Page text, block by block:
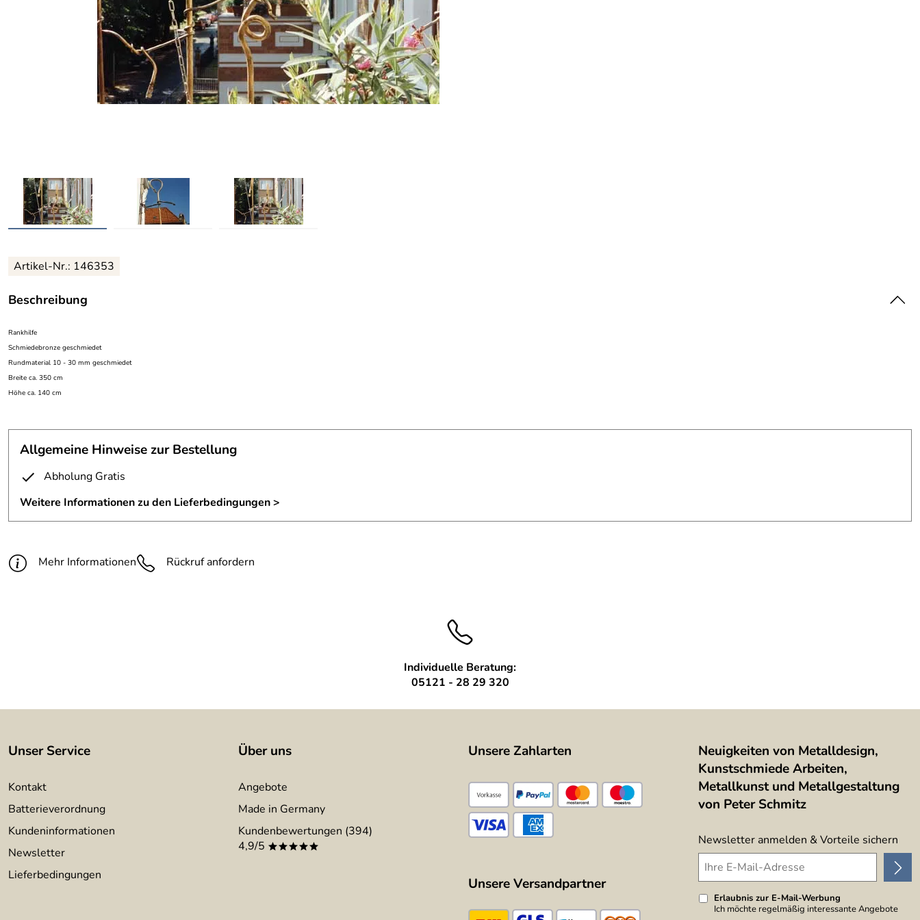
Artikel-Nr.: 146353
Beschreibung
Rankhilfe
Schmiedebronze geschmiedet
Rundmaterial 10 - 30 mm geschmiedet
Breite ca. 350 cm
Höhe ca. 140 cm
Allgemeine Hinweise zur Bestellung
Abholung Gratis
Weitere Informationen zu den Lieferbedingungen >
Mehr Informationen Rückruf anfordern
Individuelle Beratung:
05121 - 28 29 320
Unser Service
Kontakt
Batterieverordnung
Kundeninformationen
Newsletter
Lieferbedingungen
Über uns
Angebote
Made in Germany
Kundenbewertungen (394)
4,9/5 *****
Unsere Zahlarten
Unsere Versandpartner
Neuigkeiten von Metalldesign,
Kunstschmiede Arbeiten,
Metallkunst und Metallgestaltung
von Peter Schmitz
Newsletter anmelden & Vorteile sichern
Erlaubnis zur E-Mail-Werbung
Ich möchte regelmäßig interessante Angebote